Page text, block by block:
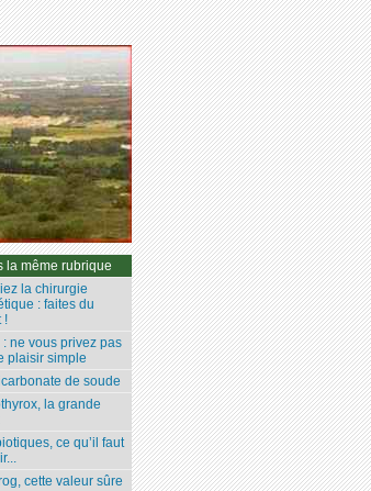
la même rubrique
la chirurgie
: faites du
!
: ne vous privez pas
plaisir simple
de soude
la grande
ce qu’il faut
cette valeur sûre